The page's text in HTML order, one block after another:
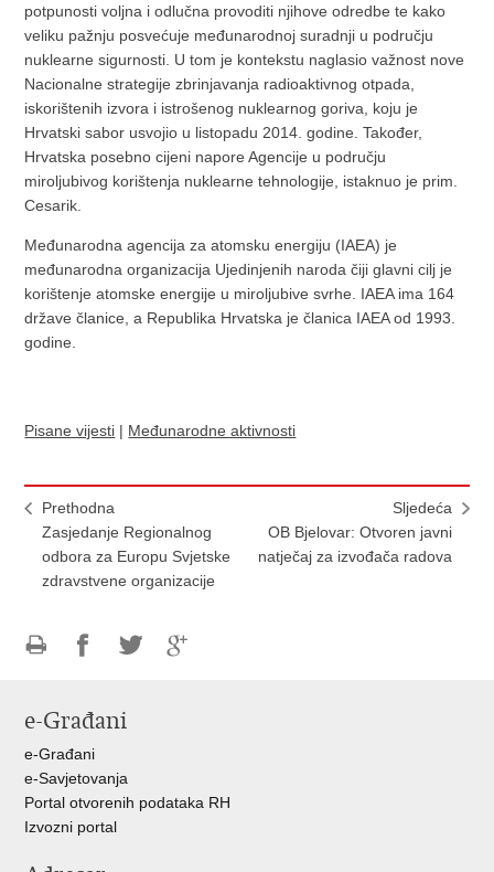
potpunosti voljna i odlučna provoditi njihove odredbe te kako
veliku pažnju posvećuje međunarodnoj suradnji u području
nuklearne sigurnosti. U tom je kontekstu naglasio važnost nove
Nacionalne strategije zbrinjavanja radioaktivnog otpada,
iskorištenih izvora i istrošenog nuklearnog goriva, koju je
Hrvatski sabor usvojio u listopadu 2014. godine. Također,
Hrvatska posebno cijeni napore Agencije u području
miroljubivog korištenja nuklearne tehnologije, istaknuo je prim.
Cesarik.
Međunarodna agencija za atomsku energiju (IAEA) je
međunarodna organizacija Ujedinjenih naroda čiji glavni cilj je
korištenje atomske energije u miroljubive svrhe. IAEA ima 164
države članice, a Republika Hrvatska je članica IAEA od 1993.
godine.
Pisane vijesti | Međunarodne aktivnosti
Prethodna
Zasjedanje Regionalnog
odbora za Europu Svjetske
zdravstvene organizacije
Sljedeća
OB Bjelovar: Otvoren javni
natječaj za izvođača radova
FacebookuTwitteru
e-Građani
e-Građani
e-Savjetovanja
Portal otvorenih podataka RH
Izvozni portal